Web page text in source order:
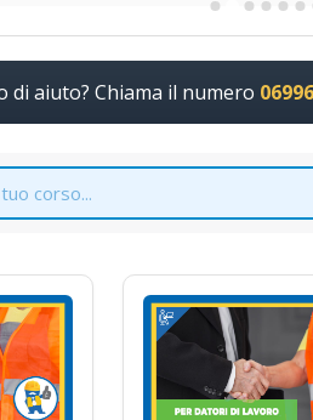
di aiuto? Chiama il numero